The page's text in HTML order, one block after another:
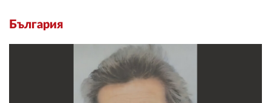
България